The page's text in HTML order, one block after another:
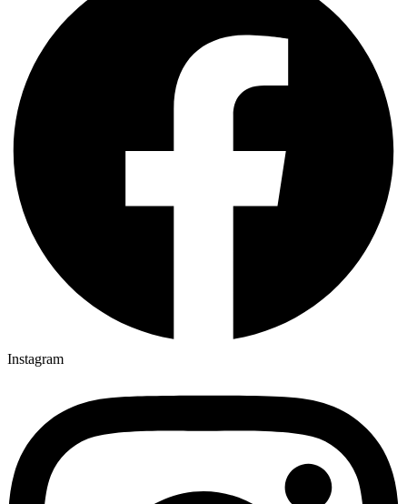
Instagram